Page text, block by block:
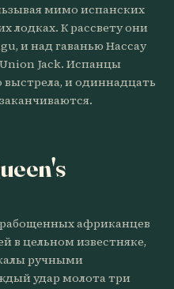
мимо испанских
лодках. К рассвету они
и над гаванью Нассау
Jack. Испанцы
выстрела, и одиннадцать
африканцев
в цельном известняке,
ручными
удар молота три